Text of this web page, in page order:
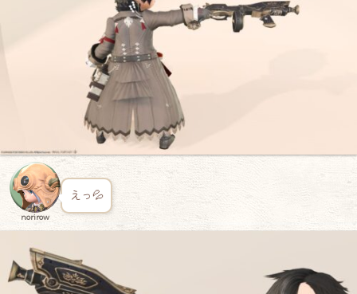
norirow
えっ💦